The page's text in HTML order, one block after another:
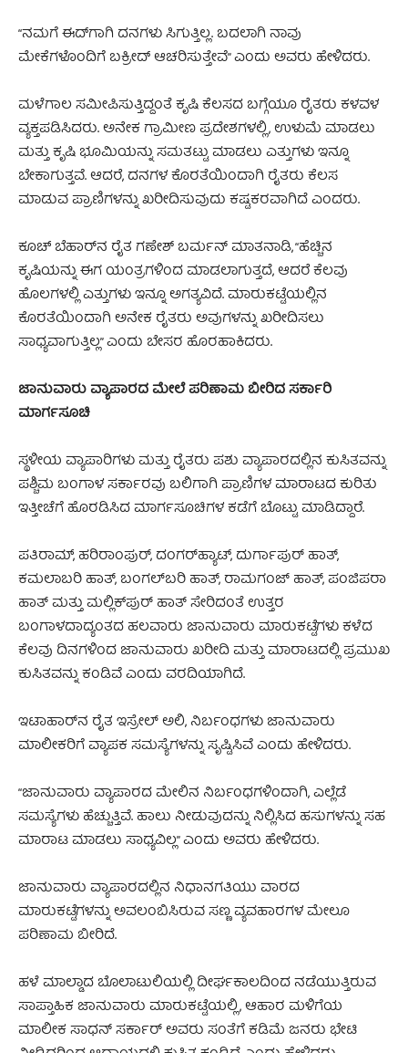
“ನಮಗೆ ಈದ್‌ಗಾಗಿ ದನಗಳು ಸಿಗುತ್ತಿಲ್ಲ. ಬದಲಾಗಿ ನಾವು
ಮೇಕೆಗಳೊಂದಿಗೆ ಬಕ್ರೀದ್ ಆಚರಿಸುತ್ತೇವೆ” ಎಂದು ಅವರು ಹೇಳಿದರು.
ಮಳೆಗಾಲ ಸಮೀಪಿಸುತ್ತಿದ್ದಂತೆ ಕೃಷಿ ಕೆಲಸದ ಬಗ್ಗೆಯೂ ರೈತರು ಕಳವಳ
ವ್ಯಕ್ತಪಡಿಸಿದರು. ಅನೇಕ ಗ್ರಾಮೀಣ ಪ್ರದೇಶಗಳಲ್ಲಿ, ಉಳುಮೆ ಮಾಡಲು
ಮತ್ತು ಕೃಷಿ ಭೂಮಿಯನ್ನು ಸಮತಟ್ಟು ಮಾಡಲು ಎತ್ತುಗಳು ಇನ್ನೂ
ಬೇಕಾಗುತ್ತವೆ. ಆದರೆ, ದನಗಳ ಕೊರತೆಯಿಂದಾಗಿ ರೈತರು ಕೆಲಸ
ಮಾಡುವ ಪ್ರಾಣಿಗಳನ್ನು ಖರೀದಿಸುವುದು ಕಷ್ಟಕರವಾಗಿದೆ ಎಂದರು.
ಕೂಚ್ ಬೆಹಾರ್‌ನ ರೈತ ಗಣೇಶ್ ಬರ್ಮನ್ ಮಾತನಾಡಿ, “ಹೆಚ್ಚಿನ
ಕೃಷಿಯನ್ನು ಈಗ ಯಂತ್ರಗಳಿಂದ ಮಾಡಲಾಗುತ್ತದೆ, ಆದರೆ ಕೆಲವು
ಹೊಲಗಳಲ್ಲಿ ಎತ್ತುಗಳು ಇನ್ನೂ ಅಗತ್ಯವಿದೆ. ಮಾರುಕಟ್ಟೆಯಲ್ಲಿನ
ಕೊರತೆಯಿಂದಾಗಿ ಅನೇಕ ರೈತರು ಅವುಗಳನ್ನು ಖರೀದಿಸಲು
ಸಾಧ್ಯವಾಗುತ್ತಿಲ್ಲ” ಎಂದು ಬೇಸರ ಹೊರಹಾಕಿದರು.
ಜಾನುವಾರು ವ್ಯಾಪಾರದ ಮೇಲೆ ಪರಿಣಾಮ ಬೀರಿದ ಸರ್ಕಾರಿ
ಮಾರ್ಗಸೂಚಿ
ಸ್ಥಳೀಯ ವ್ಯಾಪಾರಿಗಳು ಮತ್ತು ರೈತರು ಪಶು ವ್ಯಾಪಾರದಲ್ಲಿನ ಕುಸಿತವನ್ನು
ಪಶ್ಚಿಮ ಬಂಗಾಳ ಸರ್ಕಾರವು ಬಲಿಗಾಗಿ ಪ್ರಾಣಿಗಳ ಮಾರಾಟದ ಕುರಿತು
ಇತ್ತೀಚೆಗೆ ಹೊರಡಿಸಿದ ಮಾರ್ಗಸೂಚಿಗಳ ಕಡೆಗೆ ಬೊಟ್ಟು ಮಾಡಿದ್ದಾರೆ.
ಪತಿರಾಮ್, ಹರಿರಾಂಪುರ್, ದಂಗರ್‌ಹ್ಯಾಟ್, ದುರ್ಗಾಪುರ್ ಹಾತ್,
ಕಮಲಾಬರಿ ಹಾತ್, ಬಂಗಲ್‌ಬರಿ ಹಾತ್, ರಾಮಗಂಜ್ ಹಾತ್, ಪಂಜಿಪರಾ
ಹಾತ್ ಮತ್ತು ಮಲ್ಲಿಕ್‌ಪುರ್ ಹಾತ್ ಸೇರಿದಂತೆ ಉತ್ತರ
ಬಂಗಾಳದಾದ್ಯಂತದ ಹಲವಾರು ಜಾನುವಾರು ಮಾರುಕಟ್ಟೆಗಳು ಕಳೆದ
ಕೆಲವು ದಿನಗಳಿಂದ ಜಾನುವಾರು ಖರೀದಿ ಮತ್ತು ಮಾರಾಟದಲ್ಲಿ ಪ್ರಮುಖ
ಕುಸಿತವನ್ನು ಕಂಡಿವೆ ಎಂದು ವರದಿಯಾಗಿದೆ.
ಇಟಾಹಾರ್‌ನ ರೈತ ಇಸ್ರೇಲ್ ಅಲಿ, ನಿರ್ಬಂಧಗಳು ಜಾನುವಾರು
ಮಾಲೀಕರಿಗೆ ವ್ಯಾಪಕ ಸಮಸ್ಯೆಗಳನ್ನು ಸೃಷ್ಟಿಸಿವೆ ಎಂದು ಹೇಳಿದರು.
“ಜಾನುವಾರು ವ್ಯಾಪಾರದ ಮೇಲಿನ ನಿರ್ಬಂಧಗಳಿಂದಾಗಿ, ಎಲ್ಲೆಡೆ
ಸಮಸ್ಯೆಗಳು ಹೆಚ್ಚುತ್ತಿವೆ. ಹಾಲು ನೀಡುವುದನ್ನು ನಿಲ್ಲಿಸಿದ ಹಸುಗಳನ್ನು ಸಹ
ಮಾರಾಟ ಮಾಡಲು ಸಾಧ್ಯವಿಲ್ಲ” ಎಂದು ಅವರು ಹೇಳಿದರು.
ಜಾನುವಾರು ವ್ಯಾಪಾರದಲ್ಲಿನ ನಿಧಾನಗತಿಯು ವಾರದ
ಮಾರುಕಟ್ಟೆಗಳನ್ನು ಅವಲಂಬಿಸಿರುವ ಸಣ್ಣ ವ್ಯವಹಾರಗಳ ಮೇಲೂ
ಪರಿಣಾಮ ಬೀರಿದೆ.
ಹಳೆ ಮಾಲ್ಡಾದ ಬೊಲಾಟುಲಿಯಲ್ಲಿ ದೀರ್ಘಕಾಲದಿಂದ ನಡೆಯುತ್ತಿರುವ
ಸಾಪ್ತಾಹಿಕ ಜಾನುವಾರು ಮಾರುಕಟ್ಟೆಯಲ್ಲಿ, ಆಹಾರ ಮಳಿಗೆಯ
ಮಾಲೀಕ ಸಾಧನ್ ಸರ್ಕಾರ್ ಅವರು ಸಂತೆಗೆ ಕಡಿಮೆ ಜನರು ಭೇಟಿ